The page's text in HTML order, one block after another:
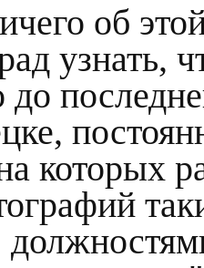
об
узнать,
до
которых